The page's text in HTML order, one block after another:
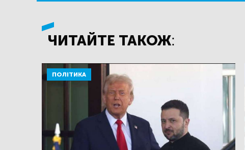
ЧИТАЙТЕ ТАКОЖ:
ПОЛІТИКА